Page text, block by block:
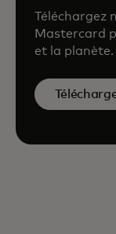
Téléchargez
Mastercard
et la planète.